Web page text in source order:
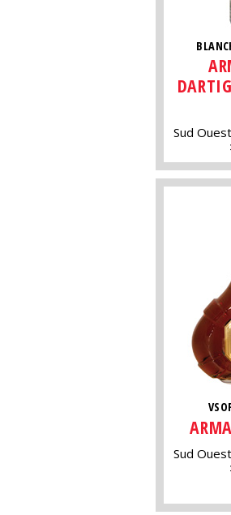
Sud Ouest
Sud Ouest